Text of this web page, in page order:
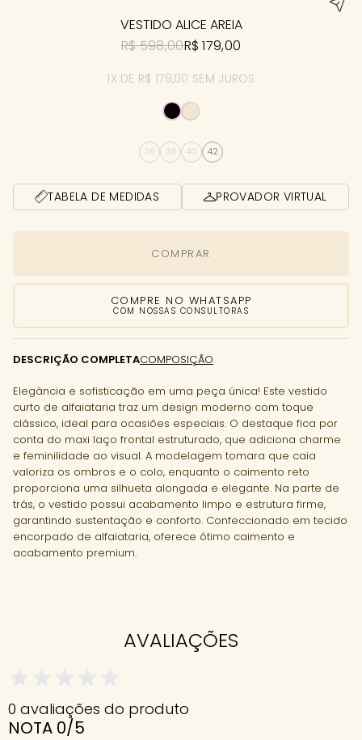
VESTIDO ALICE AREIA
R$ 598,00R$ 179,00
1X DE R$ 179,00 SEM JUROS
36 38 40 42
TABELA DE MEDIDAS PROVADOR VIRTUAL
COMPRAR
COMPRE NO WHATSAPP
COM NOSSAS CONSULTORAS
DESCRIÇÃO COMPLETACOMPOSIÇÃO
Elegância e sofisticação em uma peça única! Este vestido
curto de alfaiataria traz um design moderno com toque
clássico, ideal para ocasiões especiais. O destaque fica por
conta do maxi laço frontal estruturado, que adiciona charme
e feminilidade ao visual. A modelagem tomara que caia
valoriza os ombros e o colo, enquanto o caimento reto
proporciona uma silhueta alongada e elegante. Na parte de
trás, o vestido possui acabamento limpo e estrutura firme,
garantindo sustentação e conforto. Confeccionado em tecido
encorpado de alfaiataria, oferece ótimo caimento e
acabamento premium.
AVALIAÇÕES
0 avaliações do produto
NOTA 0/5